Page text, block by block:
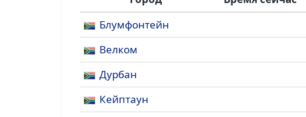
Блумфонтейн
Велком
Дурбан
Кейптаун